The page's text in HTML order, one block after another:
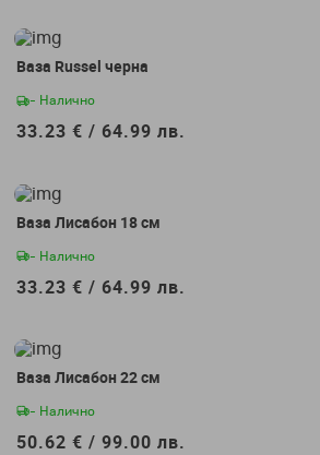
подарък!
Съгласен съм с
Ваза Russel черна
- Налично
33.23 € / 64.99 лв.
Ваза Лисабон 18 см
- Налично
33.23 € / 64.99 лв.
Ваза Лисабон 22 см
- Налично
50.62 € / 99.00 лв.